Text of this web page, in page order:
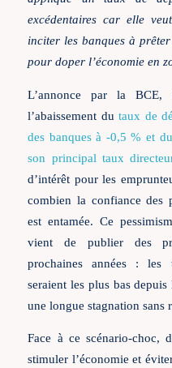
excédentaires car elle
inciter les banques à
pour doper l’économie en
L’annonce par la
l’abaissement dutaux de
des banques à -0,5 % et
son principal taux
d’intérêt pour les
combien la confiance des
est entamée. Ce
vient de publier des
prochaines années : les
seraient les plus bas
une longue stagnation sans
Face à ce scénario-choc,
stimuler l’économie et